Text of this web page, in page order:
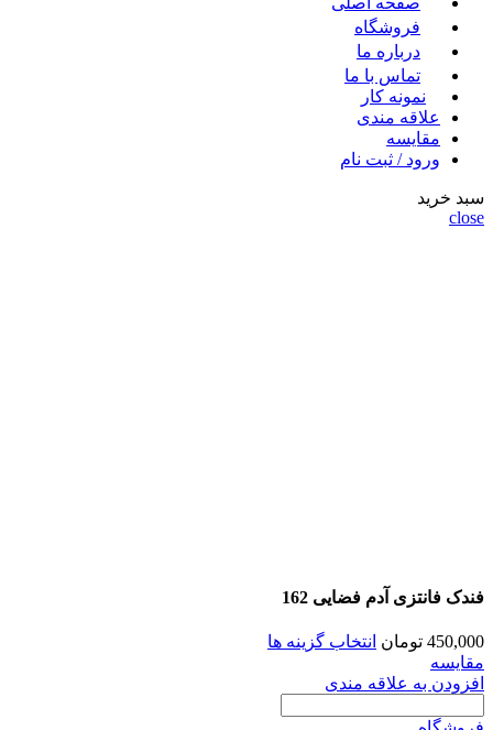
فروشگاه
درباره ما
تماس با ما
نمونه کار
علاقه مندی
مقايسه
ورود / ثبت نام
سبد خرید
close
فندک فانتزی آدم فضایی 162
450,000 تومان انتخاب گزینه ها
مقايسه
افزودن به علاقه مندی